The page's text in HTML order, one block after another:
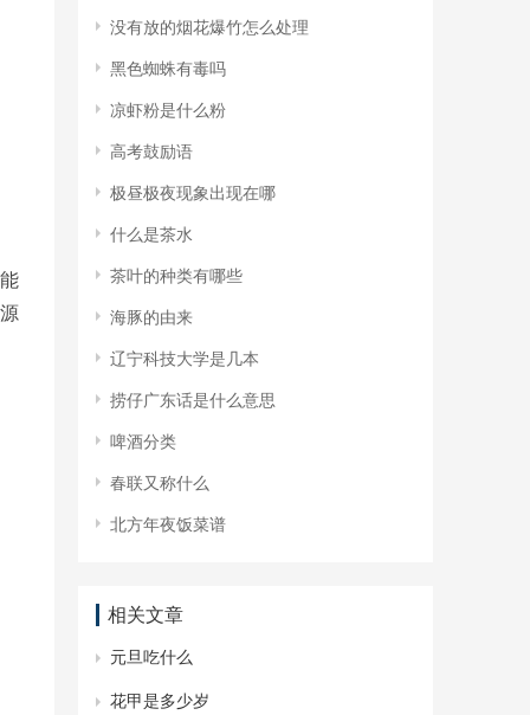
​没有放的烟花爆竹怎么处理
​黑色蜘蛛有毒吗
​凉虾粉是什么粉
​高考鼓励语
​极昼极夜现象出现在哪
​什么是茶水
​茶叶的种类有哪些
​海豚的由来
​辽宁科技大学是几本
​捞仔广东话是什么意思
​啤酒分类
​春联又称什么
​北方年夜饭菜谱
相关文章
​元旦吃什么
​花甲是多少岁